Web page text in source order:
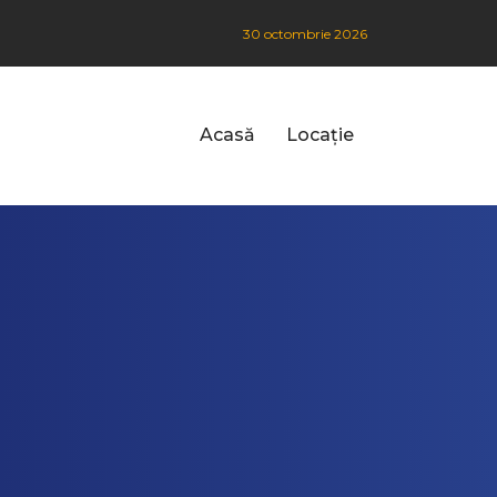
30 octombrie 2026
Acasă Locație